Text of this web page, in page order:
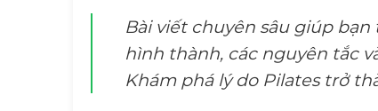
Bài viết chuyên sâu giúp bạn
hình thành, các nguyên tắc
Khám phá lý do Pilates trở